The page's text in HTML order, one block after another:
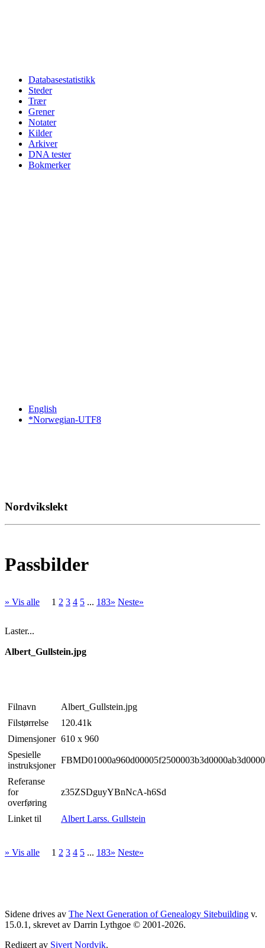
Databasestatistikk
Steder
Trær
Grener
Notater
Kilder
Arkiver
DNA tester
Bokmerker
English
*Norwegian-UTF8
Nordvikslekt
Passbilder
» Vis alle 1 2 3 4 5 ... 183» Neste»
Laster...
Albert_Gullstein.jpg
Filnavn
Albert_Gullstein.jpg
Filstørrelse
120.41k
Dimensjoner 610 x 960
Spesielle
instruksjoner
Referanse
for
overføring
z35ZSDguyYBnNcA-h6Sd
Linket til Albert Larss. Gullstein
» Vis alle 1 2 3 4 5 ... 183» Neste»
Sidene drives av The Next Generation of Genealogy Sitebuilding v.
15.0.1, skrevet av Darrin Lythgoe © 2001-2026.
Redigert av Sivert Nordvik.